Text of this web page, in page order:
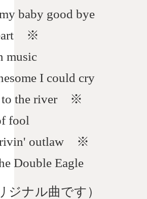
baby good bye
※
music
I could cry
to the river ※
fool
outlaw ※
Double Eagle
ジナル曲です）